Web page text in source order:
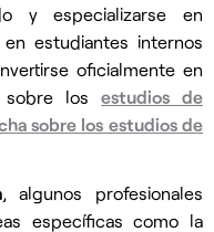
y especializarse en
estudiantes internos
oficialmente en
sobre losestudios de
sobre los estudios de
, algunos profesionales
específicas como la